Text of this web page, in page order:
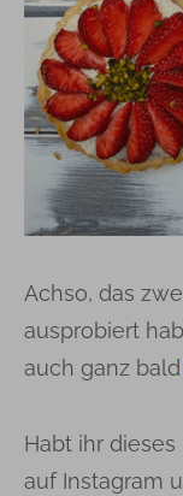
Achso, das
ausprobiert
auch ganz bald
Habt ihr
auf Instagram